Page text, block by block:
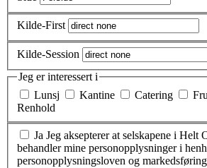
Kilde-First
Kilde-Session
Jeg er interessert i
Lunsj
Kantine Catering
Renhold
Ja Jeg aksepterer at selskapene i Helt
behandler mine personopplysninger i
personopplysningsloven og